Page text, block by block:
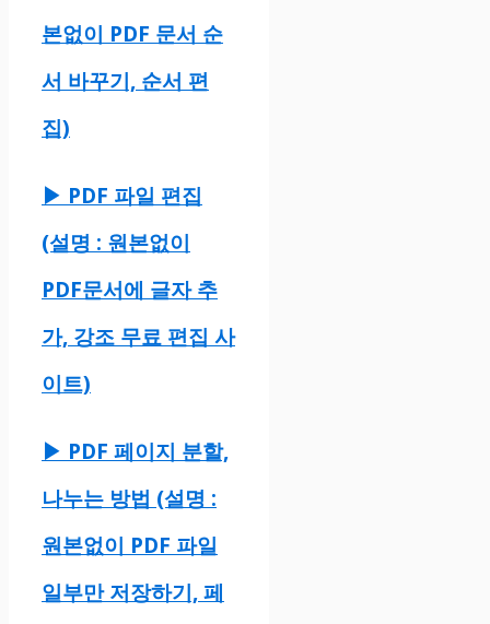
본없이 PDF 문서 순
서 바꾸기, 순서 편
집)
▶ PDF 파일 편집
(설명 : 원본없이
PDF문서에 글자 추
가, 강조 무료 편집 사
이트)
▶ PDF 페이지 분할,
나누는 방법 (설명 :
원본없이 PDF 파일
일부만 저장하기, 페